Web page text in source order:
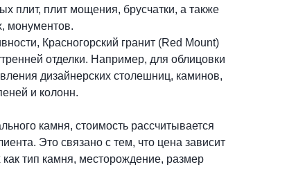
плит, плит мощения, брусчатки, а также
монументов.
Красногорский гранит (Red Mount)
отделки. Например, для облицовки
дизайнерских столешниц, каминов,
и колонн.
камня, стоимость рассчитывается
Это связано с тем, что цена зависит
тип камня, месторождение, размер